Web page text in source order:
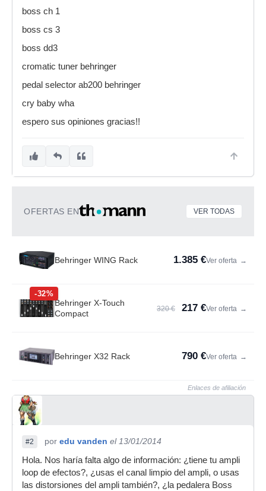
boss ch 1
boss cs 3
boss dd3
cromatic tuner behringer
pedal selector ab200 behringer
cry baby wha
espero sus opiniones gracias!!
OFERTAS EN VER TODAS
Behringer WING Rack 1.385 €Ver oferta →
-32%
Behringer X-Touch
Compact
320 € 217 €Ver oferta →
Behringer X32 Rack 790 €Ver oferta →
Enlaces de afiliación
#2 por edu vanden el 13/01/2014
Hola. Nos haría falta algo de información: ¿tiene tu ampli
loop de efectos?, ¿usas el canal limpio del ampli, o usas
las distorsiones del ampli también?, ¿la pedalera Boss